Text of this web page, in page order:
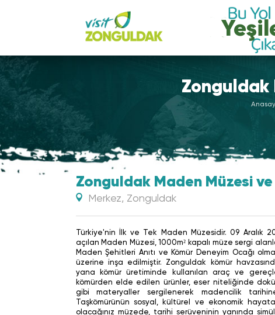
Zonguldak
Zonguldak Maden Müzesi
Merkez, Zonguldak
Türkiye'nin İlk ve Tek Maden Müzesidir. 09 Aralık
açılan Maden Müzesi, 1000m² kapalı müze sergi
Maden Şehitleri Anıtı ve Kömür Deneyim Ocağı
üzerine inşa edilmiştir. Zonguldak kömür
yana kömür üretiminde kullanılan araç ve
kömürden elde edilen ürünler, eser niteliğinde
gibi materyaller sergilenerek madencilik
Taşkömürünün sosyal, kültürel ve ekonomik
olacağınız müzede, tarihi serüveninin yanında